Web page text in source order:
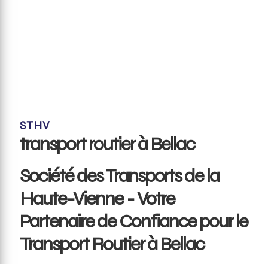
STHV
transport routier à Bellac
Société des Transports de la
Haute-Vienne - Votre
Partenaire de Confiance pour le
Transport Routier à Bellac